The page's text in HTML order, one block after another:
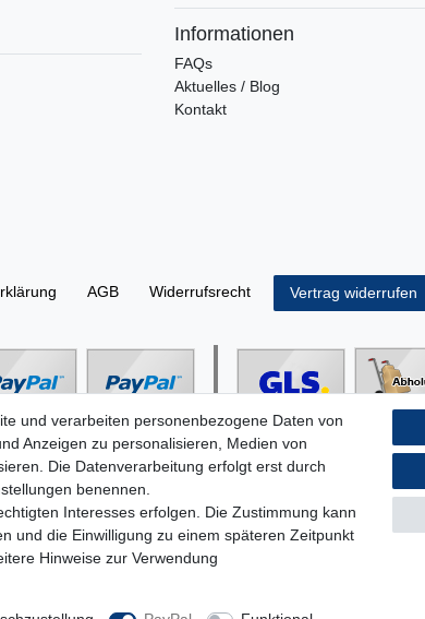
Informationen
FAQs
Aktuelles / Blog
Kontakt
AGB Widerrufs­recht Vertrag widerrufen
und verarbeiten personenbezogene Daten von
Anzeigen zu personalisieren, Medien von
Die Datenverarbeitung erfolgt erst durch
benennen.
Interesses erfolgen. Die Zustimmung kann
und die Einwilligung zu einem späteren Zeitpunkt
Hinweise zur Verwendung